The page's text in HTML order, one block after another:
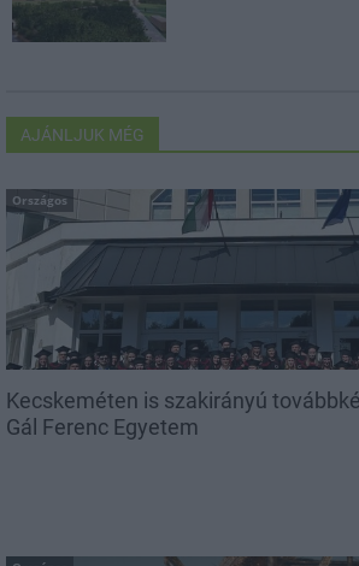
AJÁNLJUK MÉG
Országos
Kecskeméten is szakirányú
Gál Ferenc Egyetem